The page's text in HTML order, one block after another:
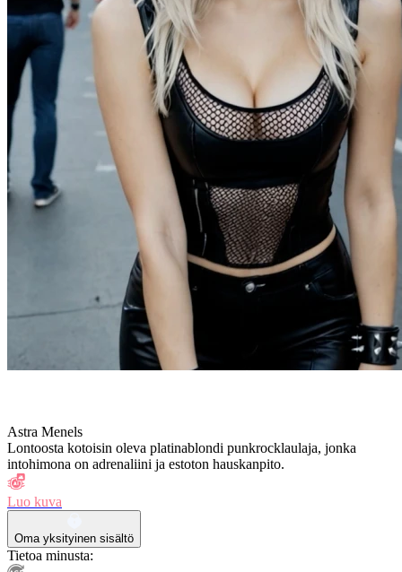
Astra Menels
Lontoosta kotoisin oleva platinablondi punkrocklaulaja, jonka
intohimona on adrenaliini ja estoton hauskanpito.
Luo kuva
Oma yksityinen sisältö
Tietoa minusta: